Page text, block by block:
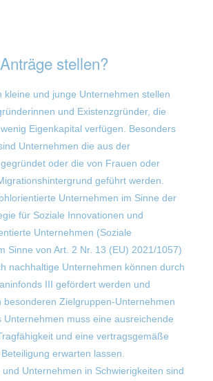
stellen?
kleine und junge Unternehmen stellen
und Existenzgründer, die
Eigenkapital verfügen. Besonders
Unternehmen die aus der
oder die von Frauen oder
geführt werden.
Unternehmen im Sinne der
für Soziale Innovationen und
Unternehmen (Soziale
Sinne von Art. 2 Nr. 13 (EU) 2021/1057)
nachhaltige Unternehmen können durch
III gefördert werden und
besonderen Zielgruppen-Unternehmen
Unternehmen muss eine ausreichende
und eine vertragsgemäße
erwarten lassen.
Unternehmen in Schwierigkeiten sind